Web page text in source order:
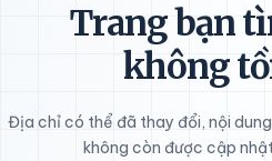
Trang bạn
không
Địa chỉ có thể đã thay đổi, nội
không còn được cập